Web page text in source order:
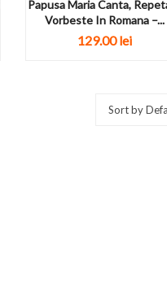
Papusa Maria Canta,
Vorbeste In Romana –...
129.00lei
Sort by